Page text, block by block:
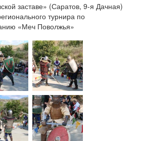
заставе» (Саратов, 9-я Дачная)
турнира по
«Меч Поволжья»